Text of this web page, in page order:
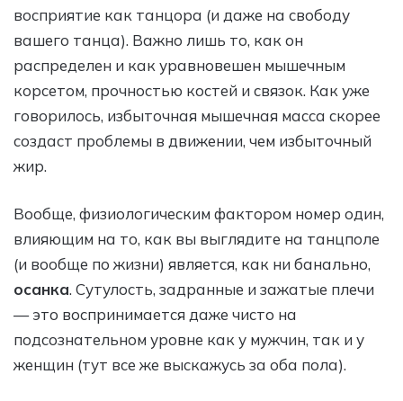
восприятие как танцора (и даже на свободу
вашего танца). Важно лишь то, как он
распределен и как уравновешен мышечным
корсетом, прочностью костей и связок. Как уже
говорилось, избыточная мышечная масса скорее
создаст проблемы в движении, чем избыточный
жир.
Вообще, физиологическим фактором номер один,
влияющим на то, как вы выглядите на танцполе
(и вообще по жизни) является, как ни банально,
осанка. Сутулость, задранные и зажатые плечи
— это воспринимается даже чисто на
подсознательном уровне как у мужчин, так и у
женщин (тут все же выскажусь за оба пола).